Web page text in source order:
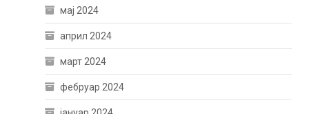
мај 2024
април 2024
март 2024
фебруар 2024